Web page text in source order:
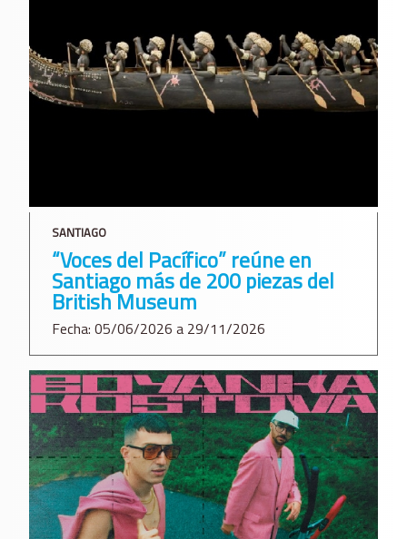
SANTIAGO
“Voces del Pacífico” reúne en
Santiago más de 200 piezas del
British Museum
Fecha: 05/06/2026 a 29/11/2026